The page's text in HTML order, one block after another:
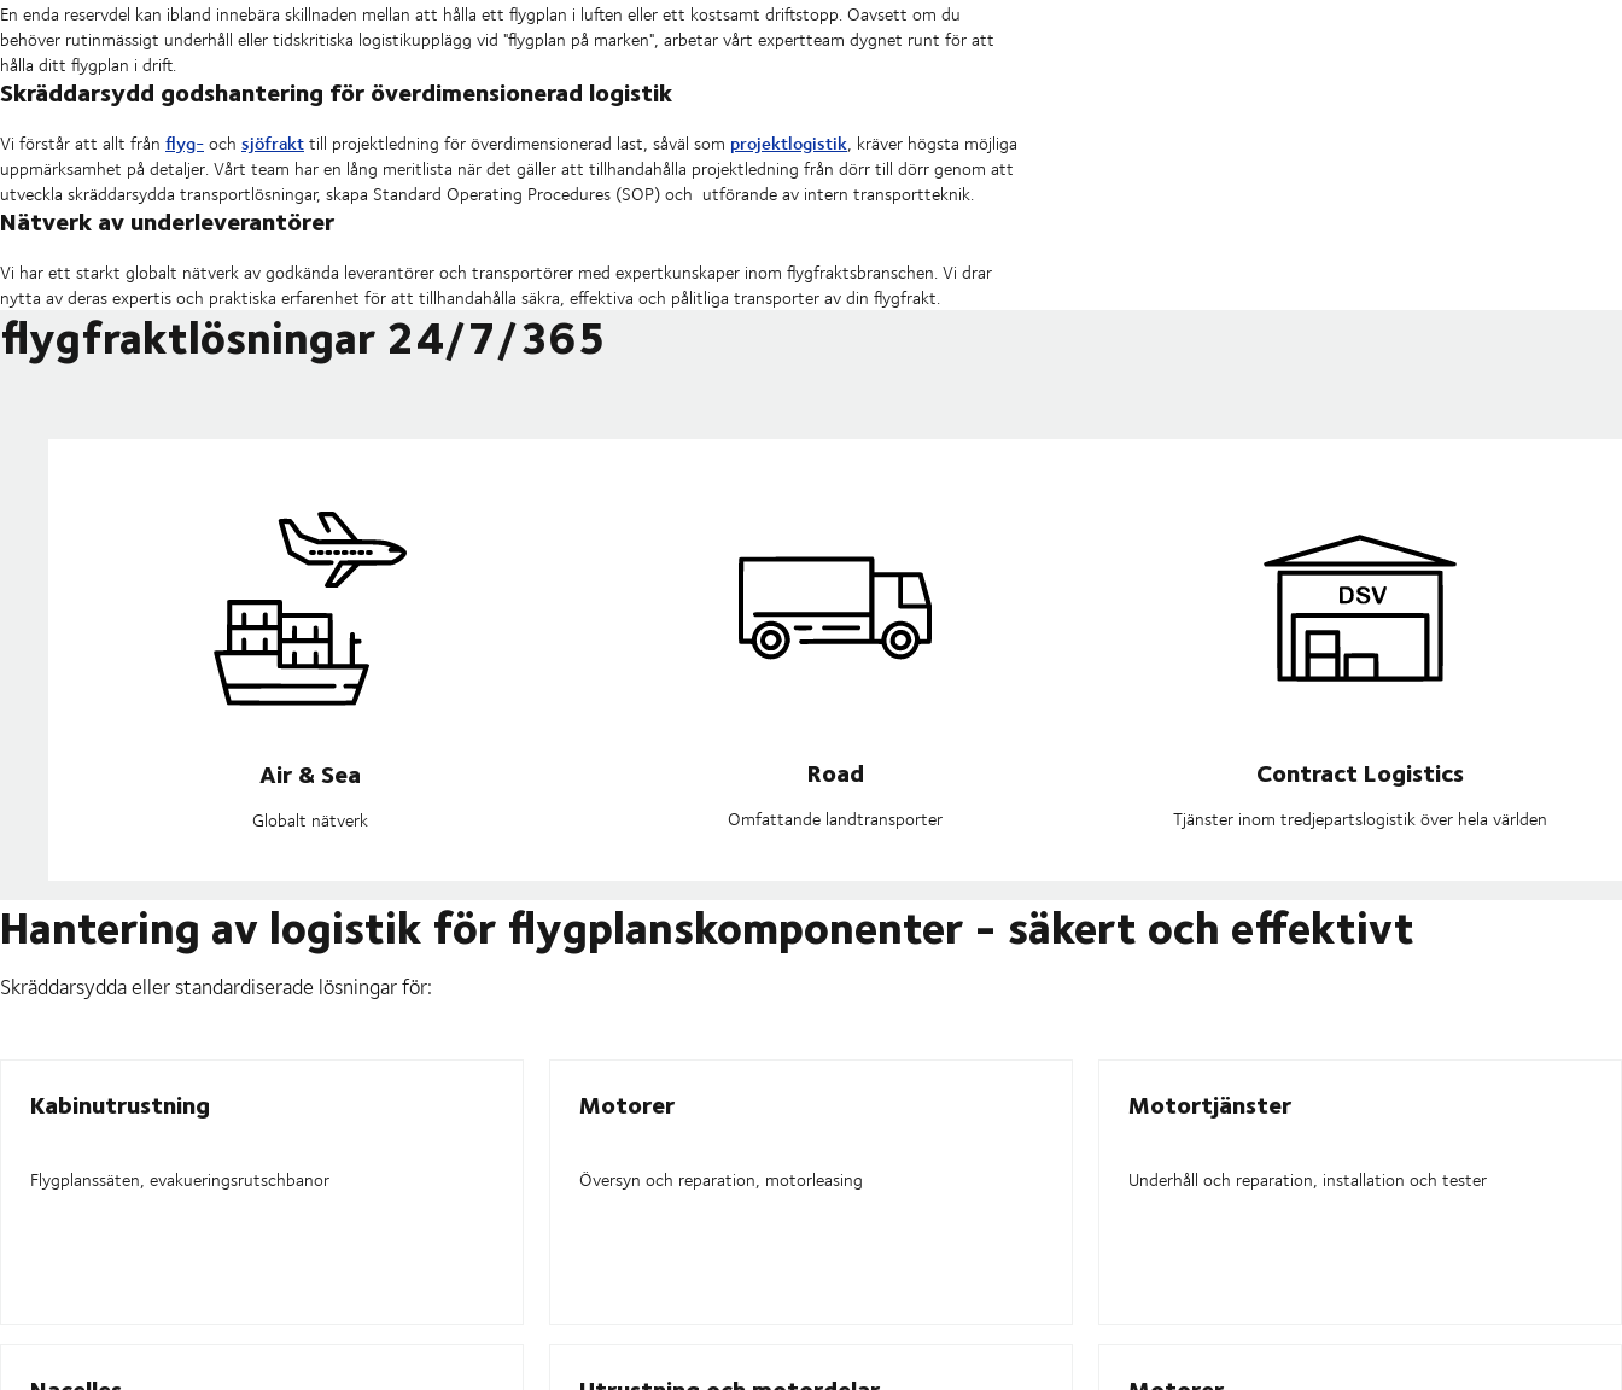
En enda reservdel kan ibland innebära skillnaden mellan att hålla ett flygplan i luften eller ett kostsamt driftstopp. Oavsett om du
behöver rutinmässigt underhåll eller tidskritiska logistikupplägg vid "flygplan på marken", arbetar vårt expertteam dygnet runt för att
hålla ditt flygplan i drift.
Skräddarsydd godshantering för överdimensionerad logistik
Vi förstår att allt från flyg-och sjöfrakttill projektledning för överdimensionerad last, såväl som projektlogistik, kräver högsta möjliga
uppmärksamhet på detaljer.Vårt team har en lång meritlista när det gäller att tillhandahålla projektledning från dörr till dörr genom att
utveckla skräddarsydda transportlösningar, skapa Standard Operating Procedures (SOP) och utförande av intern transportteknik.
Nätverk av underleverantörer
Vi har ett starkt globalt nätverk av godkända leverantörer och transportörer med expertkunskaper inom flygfraktsbranschen. Vi drar
nytta av deras expertis och praktiska erfarenhet för att tillhandahålla säkra, effektiva och pålitliga transporter av din flygfrakt.
flygfraktlösningar 24/7/365
Air & Sea
Globalt nätverk
Road
Omfattande landtransporter
Contract Logistics
Tjänster inom tredjepartslogistik över hela världen
Hantering av logistik för flygplanskomponenter - säkert och effektivt
Skräddarsydda eller standardiserade lösningar för:
Kabinutrustning
Flygplanssäten, evakueringsrutschbanor
Motorer
Översyn och reparation, motorleasing
Motortjänster
Underhåll och reparation, installation och tester